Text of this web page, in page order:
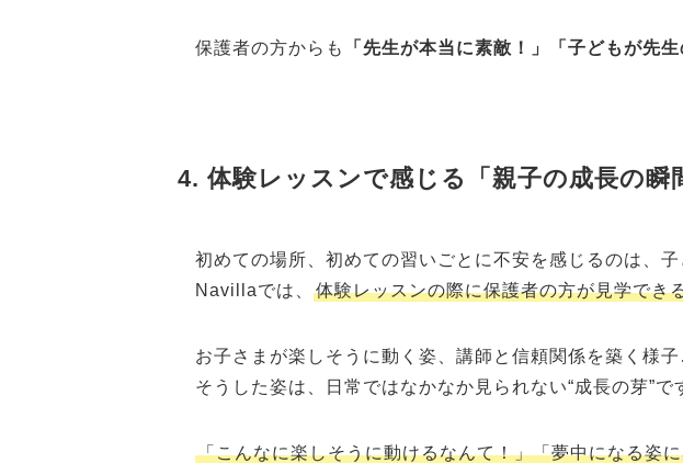
保護者の方からも 「先生が本当に素敵！」「子どもが先
4. 体験レッスンで感じる「親子の成長の瞬
初めての場所、初めての習いごとに不安を感じるのは、子
Navillaでは、
体験レッスンの際に保護者の方が見学でき
お子さまが楽しそうに動く姿、講師と信頼関係を築く様子
そうした姿は、日常ではなかなか見られない“成長の芽”で
「こんなに楽しそうに動けるなんて！」「夢中になる姿